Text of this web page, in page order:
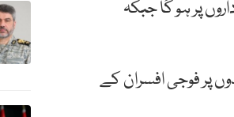
پر ہو گا جبکہ
پر فوجی افسران کے